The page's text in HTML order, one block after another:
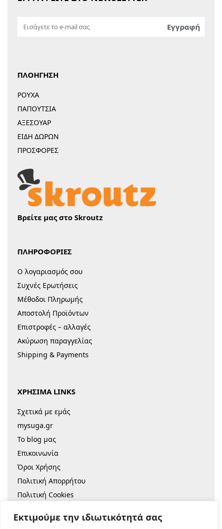
Εκτιμούμε την ιδιωτικότητά σας
ΠΛΟΗΓΗΣΗ
ΡΟΥΧΑ
ΠΑΠΟΥΤΣΙΑ
ΑΞΕΣΟΥΑΡ
ΕΙΔΗ ΔΩΡΩΝ
ΠΡΟΣΦΟΡΕΣ
Βρείτε μας στο Skroutz
ΠΛΗΡΟΦΟΡΙΕΣ
Ο λογαριασμός σου
Συχνές Ερωτήσεις
Μέθοδοι Πληρωμής
Αποστολή Προϊόντων
Επιστροφές – αλλαγές
Ακύρωση παραγγελίας
Shipping & Payments
ΧΡΗΣΙΜΑ LINKS
Σχετικά με εμάς
mysuga.gr
Το blog μας
Επικοινωνία
Όροι Χρήσης
Πολιτική Απορρήτου
Πολιτική Cookies